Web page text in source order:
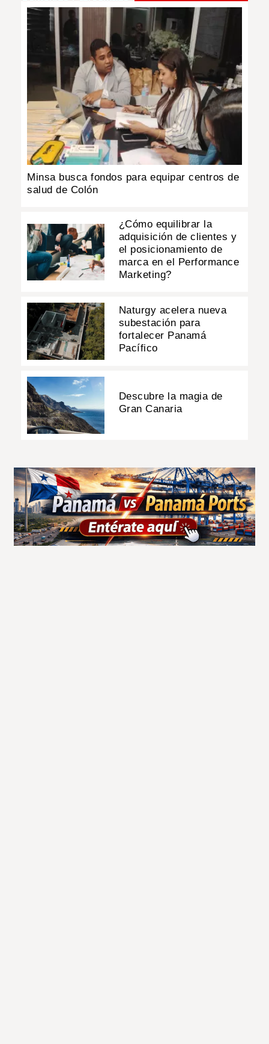
Minsa busca fondos para equipar centros de
salud de Colón
¿Cómo equilibrar la
adquisición de clientes y
el posicionamiento de
marca en el Performance
Marketing?
Naturgy acelera nueva
subestación para
fortalecer Panamá
Pacífico
Descubre la magia de
Gran Canaria